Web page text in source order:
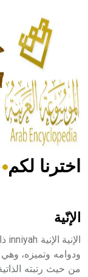
الحكم،
له الفضل بأنه
- هل تعلم أن
من مادة
أجود أنواعه،
هل تعلم أن
اخترنا لكم
الإنّية
ودوامه وتميزه،
من حيث رتبته